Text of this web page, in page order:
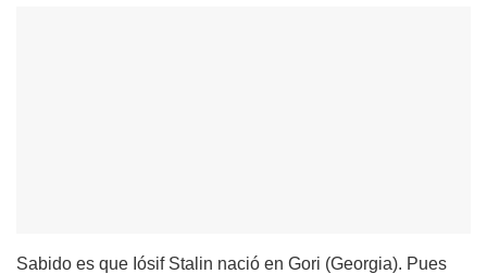
Sabido es que Iósif Stalin nació en Gori (Georgia). Pues